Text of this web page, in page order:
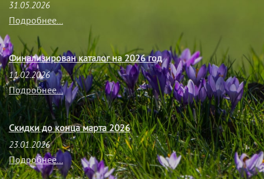
31.05.2026
Подробнее...
Финализирован каталог на 2026 год
11.02.2026
Подробнее...
Скидки до конца марта 2026
23.01.2026
Подробнее...